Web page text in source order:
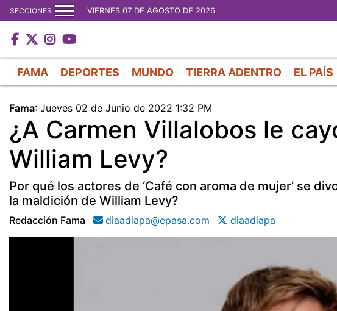
SECCIONES VIERNES 07 DE AGOSTO DE 2026
FAMA DEPORTES MUNDO TIERRA ADENTRO EL PAÍS
Fama: Jueves 02 de Junio de 2022 1:32 PM
¿A Carmen Villalobos le
William Levy?
Por qué los actores de ‘Café con aroma de mujer’ se
la maldición de William Levy?
Redacción Fama diaadiapa@epasa.com diaadiapa